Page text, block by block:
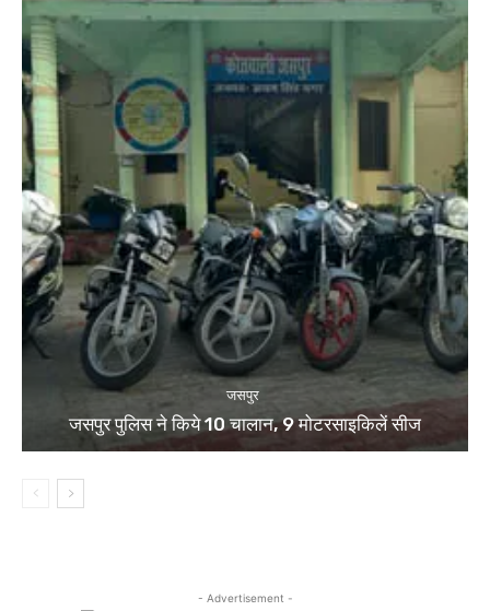
जसपुर
जसपुर पुलिस ने किये 10 चालान, 9 मोटरसाइकिलें सीज
- Advertisement -